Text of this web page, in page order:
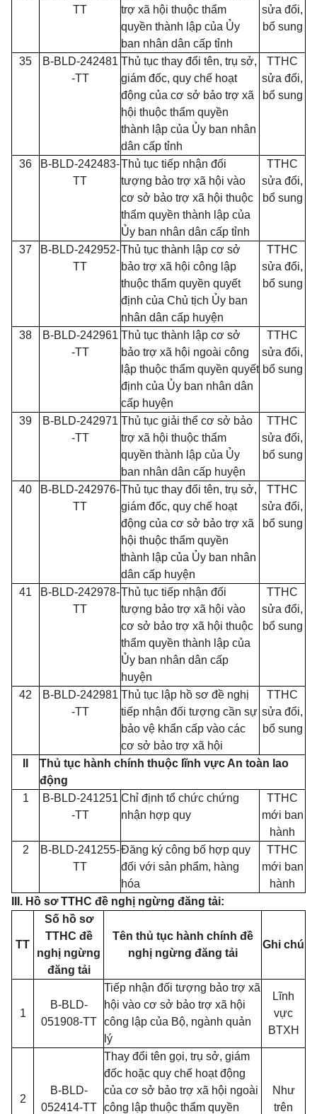
TT
trợ xã hội thuộc thẩm
quyền thành lập của Ủy
ban nhân dân cấp tỉnh
sửa đổi,
bổ sung
35
B-BLD-242481
-TT
Thủ tục thay đổi tên, trụ sở,
giám đốc, quy chế hoạt
động của cơ sở bảo trợ xã
hội thuộc thẩm quyền
thành lập của Ủy ban nhân
dân cấp tỉnh
TTHC
sửa đổi,
bổ sung
36
B-BLD-242483-
TT
Thủ tục tiếp nhận đối
tượng bảo trợ xã hội vào
cơ sở bảo trợ xã hội thuộc
thẩm quyền thành lập của
Ủy ban nhân dân cấp tỉnh
TTHC
sửa đổi,
bổ sung
37
B-BLD-242952-
TT
Thủ tục thành lập cơ sở
bảo trợ xã hội công lập
thuộc thẩm quyền quyết
định của Chủ tịch Ủy ban
nhân dân cấp huyện
TTHC
sửa đổi,
bổ sung
38
B-BLD-242961
-TT
Thủ tục thành lập cơ sở
bảo trợ xã hội ngoài công
lập thuộc thẩm quyền quyết
định của Ủy ban nhân dân
cấp huyện
TTHC
sửa đổi,
bổ sung
39
B-BLD-242971
-TT
Thủ tục giải thể cơ sở bảo
trợ xã hội thuộc thẩm
quyền thành lập của Ủy
ban nhân dân cấp huyện
TTHC
sửa đổi,
bổ sung
40
B-BLD-242976-
TT
Thủ tục thay đổi tên, trụ sở,
giám đốc, quy chế hoạt
động của cơ sở bảo trợ xã
hội thuộc thẩm quyền
thành lập của Ủy ban nhân
dân cấp huyện
TTHC
sửa đổi,
bổ sung
41
B-BLD-242978-
TT
Thủ tục tiếp nhận đối
tượng bảo trợ xã hội vào
cơ sở bảo trợ xã hội thuộc
thẩm quyền thành lập của
Ủy ban nhân dân cấp
huyện
TTHC
sửa đổi,
bổ sung
42
B-BLD-242981
-TT
Thủ tục lập hồ sơ đề nghị
tiếp nhận đối tượng cần sự
bảo vệ khẩn cấp vào các
cơ sở bảo trợ xã hội
TTHC
sửa đổi,
bổ sung
Thủ tục hành chính thuộc lĩnh vực An toàn lao
động
1
B-BLD-241251
-TT
Chỉ định tổ chức chứng
nhận hợp quy
TTHC
mới ban
hành
2
B-BLD-241255-
TT
Đăng ký công bố hợp quy
đối với sản phẩm, hàng
hóa
TTHC
mới ban
hành
III. Hồ sơ TTHC đề nghị ngừng đăng tải:
TT
Số hồ sơ
TTHC đề
nghị ngừng
đăng tải
Tên thủ tục hành chính đề
nghị ngừng đăng tải
Ghi chú
1
B-BLD-
051908-TT
Tiếp nhận đối tượng bảo trợ xã
hội vào cơ sở bảo trợ xã hội
công lập của Bộ, ngành quản
lý
Lĩnh
vực
BTXH
2
B-BLD-
052414-TT
Thay đổi tên gọi, trụ sở, giám
đốc hoặc quy chế hoạt động
của cơ sở bảo trợ xã hội ngoài
công lập thuộc thẩm quyền
Như
trên